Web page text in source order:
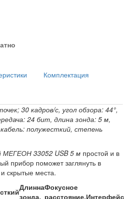
Комплектация
30 кадров/с, угол обзора: 44°,
24 бит, длина зонда: 5 м,
полужесткий, степень
МЕГЕОН 33052 USB 5 м простой и в
прибор поможет заглянуть в
скрытые места.
Длинна
зонда,
Фокусное
расстояние,Интерфейс